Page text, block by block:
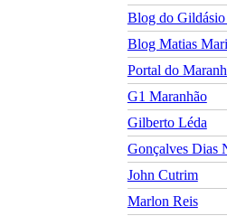
Blog do
Blog Matias
Portal do
G1 Maranhão
Gilberto Léda
Gonçalves Dias
John Cutrim
Marlon Reis